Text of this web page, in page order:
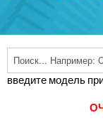
введите модель